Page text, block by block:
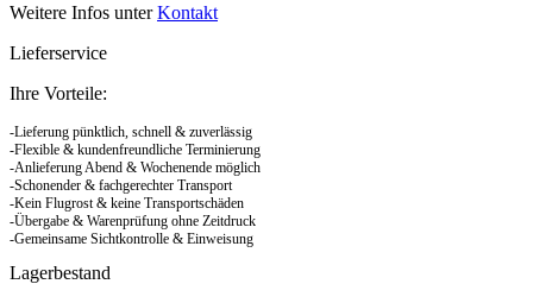
Weitere Infos unterKontakt
Lieferservice
Ihre Vorteile:
-Lieferung pünktlich, schnell & zuverlässig
-Flexible & kundenfreundliche Terminierung
-Anlieferung Abend & Wochenende möglich
-Schonender & fachgerechter Transport
-Kein Flugrost & keine Transportschäden
-Übergabe & Warenprüfung ohne Zeitdruck
-Gemeinsame Sichtkontrolle & Einweisung
Lagerbestand